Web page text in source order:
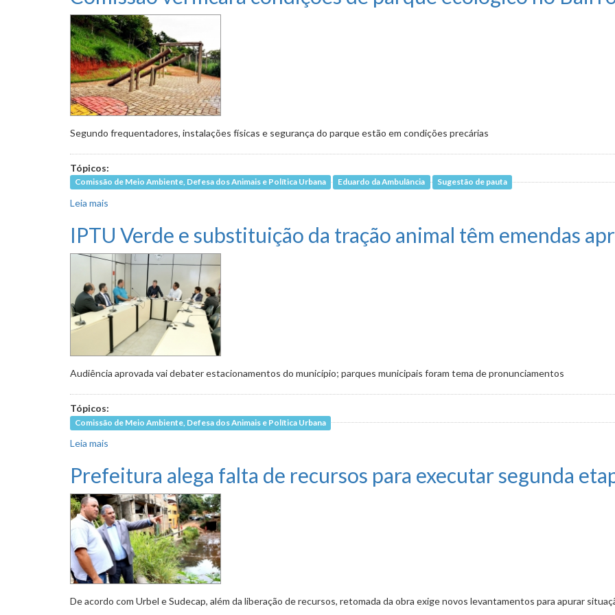
Segundo frequentadores, instalações físicas e segurança do parque estão em condições precárias
Tópicos:
Comissão de Meio Ambiente, Defesa dos Animais e Política Urbana Eduardo da Ambulância Sugestão de pauta
Leia mais
IPTU Verde e substituição da tração animal têm emendas
Audiência aprovada vai debater estacionamentos do município; parques municipais foram tema de pronunciamentos
Tópicos:
Comissão de Meio Ambiente, Defesa dos Animais e Política Urbana
Leia mais
Prefeitura alega falta de recursos para executar segunda
De acordo com Urbel e Sudecap, além da liberação de recursos, retomada da obra exige novos levantamentos para apurar